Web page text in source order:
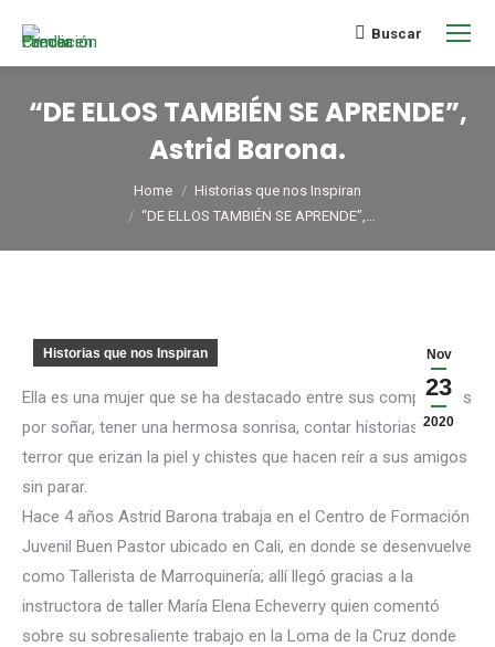
Buscar
“DE ELLOS TAMBIÉN SE APRENDE”,
Astrid Barona.
Home
Historias que nos Inspiran
“DE ELLOS TAMBIÉN SE APRENDE”,…
Nov
23
2020
Historias que nos Inspiran
Ella es una mujer que se ha destacado entre sus compañeros
por soñar, tener una hermosa sonrisa, contar historias de
terror que erizan la piel y chistes que hacen reír a sus amigos
sin parar.
Hace 4 años Astrid Barona trabaja en el Centro de Formación
Juvenil Buen Pastor ubicado en Cali, en donde se desenvuelve
como Tallerista de Marroquinería; allí llegó gracias a la
instructora de taller María Elena Echeverry quien comentó
sobre su sobresaliente trabajo en la Loma de la Cruz donde